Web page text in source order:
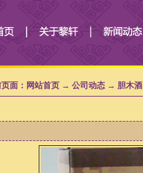
页面：网站首页 → 公司动态 → 胆木酒